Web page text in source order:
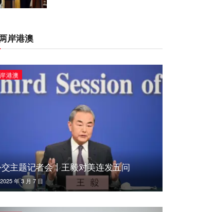
岸港澳
港澳
主题记者会丨王毅对美连发五问
2025 年 3 月 7 日